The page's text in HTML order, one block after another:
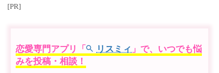
[PR]
恋愛専門アプリ「 リスミィ 」で、いつでも悩
みを投稿・相談！